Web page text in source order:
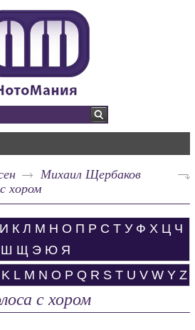
Михаил Щербаков
хором
И К Л М Н О П Р С Т У Ф Х Ц Ч
Ш Щ Э Ю Я
K L M N O P Q R S T U V W Y Z
с хором